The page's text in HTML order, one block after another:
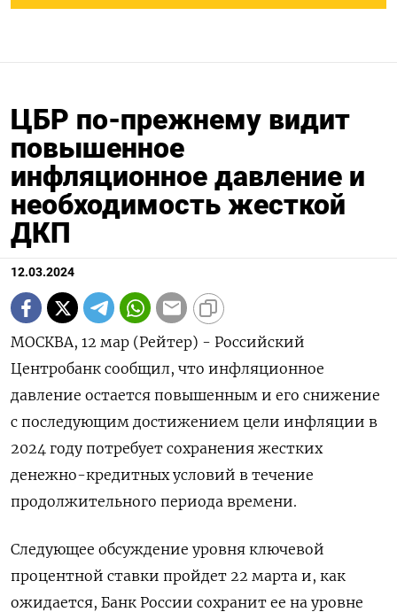
ЦБР по-прежнему видит
повышенное
инфляционное давление и
необходимость жесткой
ДКП
12.03.2024
МОСКВА, 12 мар (Рейтер) - Российский
Центробанк сообщил, что инфляционное
давление остается повышенным и его снижение
с последующим достижением цели инфляции в
2024 году потребует сохранения жестких
денежно-кредитных условий в течение
продолжительного периода времени.
Следующее обсуждение уровня ключевой
процентной ставки пройдет 22 марта и, как
ожидается, Банк России сохранит ее на уровне